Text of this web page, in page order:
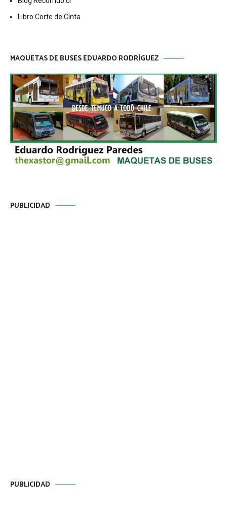
Libro Corte de Cinta
MAQUETAS DE BUSES EDUARDO RODRÍGUEZ
PUBLICIDAD
PUBLICIDAD